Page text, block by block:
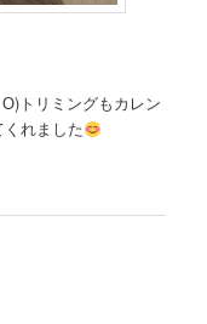
トリミングもカレン
れました